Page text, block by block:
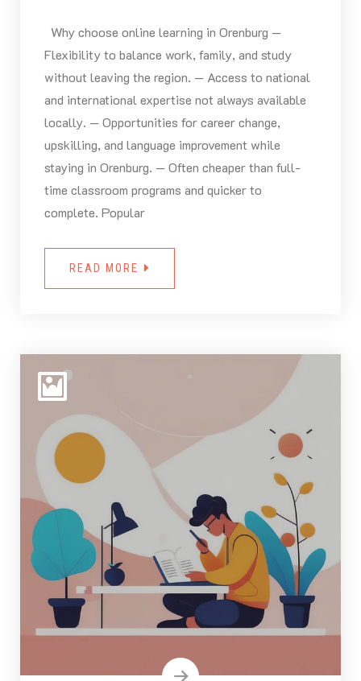
Why choose online learning in Orenburg —
Flexibility to balance work, family, and study
without leaving the region. — Access to national
and international expertise not always available
locally. — Opportunities for career change,
upskilling, and language improvement while
staying in Orenburg. — Often cheaper than full-
time classroom programs and quicker to
complete. Popular
READ MORE